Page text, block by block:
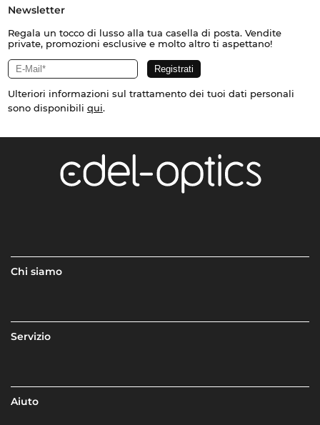
Newsletter
Regala un tocco di lusso alla tua casella di posta. Vendite
private, promozioni esclusive e molto altro ti aspettano!
Ulteriori informazioni sul trattamento dei tuoi dati personali
sono disponibili qui.
Chi siamo
Servizio
Aiuto